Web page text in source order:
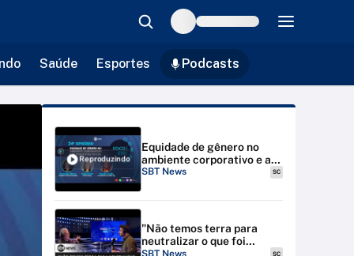
Saúde Esportes Podcasts
Reproduzindo
Equidade de gênero no
ambiente corporativo e as
propostas do ESG | Foco
SBT News SC
"Não temos terra para
neutralizar o que foi
SBT News SC